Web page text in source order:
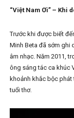
“Việt Nam Ơi” – Khi
Trước khi được biết
Minh Beta đã sớm ghi
âm nhạc. Năm 2011,
ông sáng tác ca khúc
khoảnh khắc bộc
tuổi thơ.